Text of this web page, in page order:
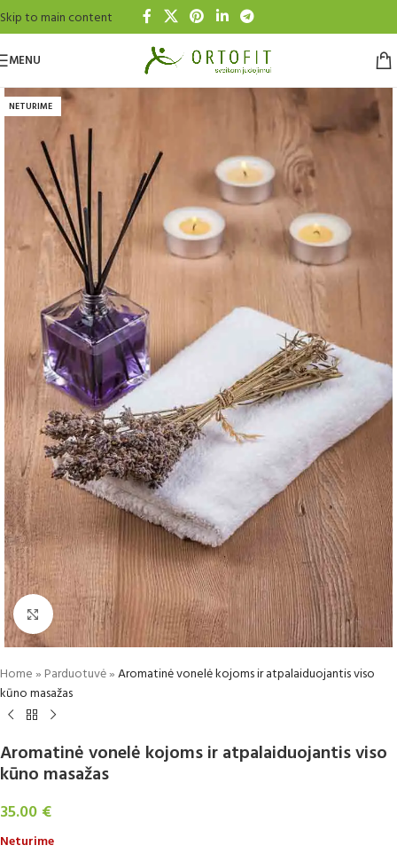
Skip to main content
MENU
NETURIME
Padidinti
Home» Parduotuvė»Aromatinė vonelė kojoms ir atpalaiduojantis viso
kūno masažas
Aromatinė vonelė kojoms ir atpalaiduojantis viso
kūno masažas
35.00 €
Neturime